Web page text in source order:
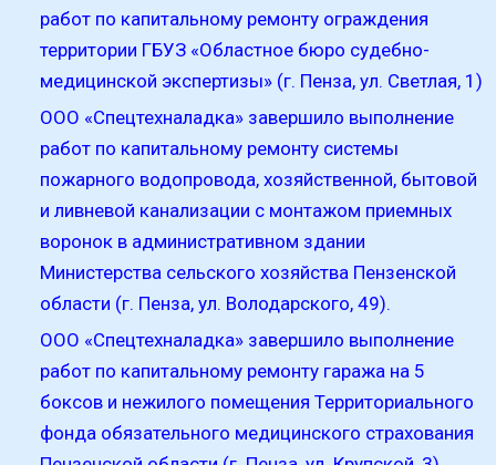
работ по капитальному ремонту ограждения
территории ГБУЗ «Областное бюро судебно-
медицинской экспертизы» (г. Пенза, ул. Светлая, 1)
ООО «Спецтехналадка» завершило выполнение
работ по капитальному ремонту системы
пожарного водопровода, хозяйственной, бытовой
и ливневой канализации с монтажом приемных
воронок в административном здании
Министерства сельского хозяйства Пензенской
области (г. Пенза, ул. Володарского, 49).
ООО «Спецтехналадка» завершило выполнение
работ по капитальному ремонту гаража на 5
боксов и нежилого помещения Территориального
фонда обязательного медицинского страхования